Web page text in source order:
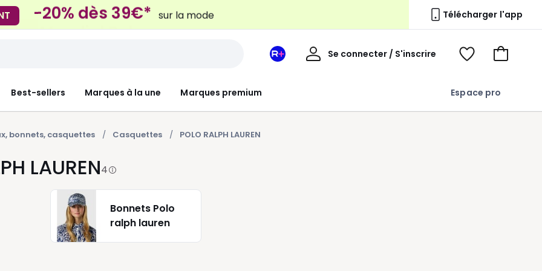
Mondial Relay pour vos petits articles
Télécharger l'app
Best-sellers Marques à la une Marques premium Espace pro
Mon
Se connecter / S'inscrire
Mon
Voir
Voir
bonnets, casquettes Casquettes POLO RALPH LAUREN
LAUREN4
Bonnets Polo
ralph lauren